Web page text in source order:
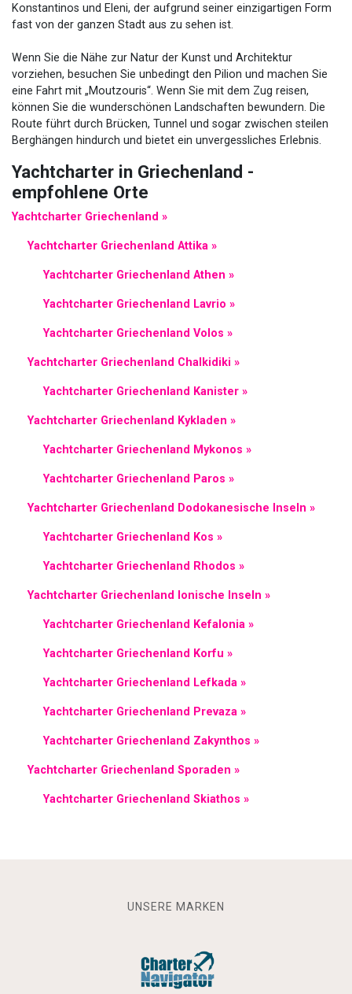
Konstantinos und Eleni, der aufgrund seiner einzigartigen Form
fast von der ganzen Stadt aus zu sehen ist.
Wenn Sie die Nähe zur Natur der Kunst und Architektur
vorziehen, besuchen Sie unbedingt den Pilion und machen Sie
eine Fahrt mit „Moutzouris“. Wenn Sie mit dem Zug reisen,
können Sie die wunderschönen Landschaften bewundern. Die
Route führt durch Brücken, Tunnel und sogar zwischen steilen
Berghängen hindurch und bietet ein unvergessliches Erlebnis.
Yachtcharter in Griechenland -
empfohlene Orte
Yachtcharter Griechenland »
Yachtcharter Griechenland Attika »
Yachtcharter Griechenland Athen »
Yachtcharter Griechenland Lavrio »
Yachtcharter Griechenland Volos »
Yachtcharter Griechenland Chalkidiki »
Yachtcharter Griechenland Kanister »
Yachtcharter Griechenland Kykladen »
Yachtcharter Griechenland Mykonos »
Yachtcharter Griechenland Paros »
Yachtcharter Griechenland Dodokanesische Inseln »
Yachtcharter Griechenland Kos »
Yachtcharter Griechenland Rhodos »
Yachtcharter Griechenland Ionische Inseln »
Yachtcharter Griechenland Kefalonia »
Yachtcharter Griechenland Korfu »
Yachtcharter Griechenland Lefkada »
Yachtcharter Griechenland Prevaza »
Yachtcharter Griechenland Zakynthos »
Yachtcharter Griechenland Sporaden »
Yachtcharter Griechenland Skiathos »
UNSERE MARKEN